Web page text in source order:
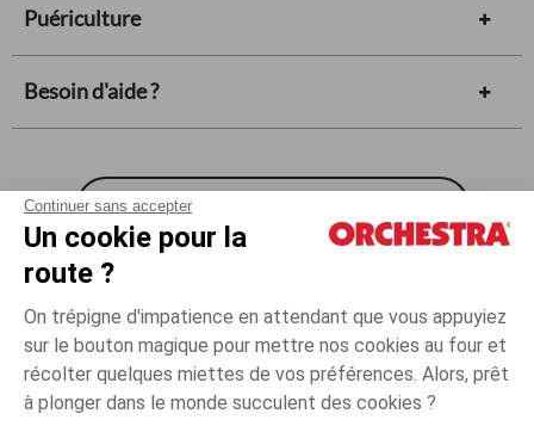
Continuer sans accepter
Un cookie pour la
route ?
On trépigne d'impatience en attendant que vous appuyiez
sur le bouton magique pour mettre nos cookies au four et
récolter quelques miettes de vos préférences. Alors, prêt
à plonger dans le monde succulent des cookies ?
Puériculture
Besoin d'aide ?
Carte cadeau
Mentions légales
*Conditions des offres en cours
Gestion des cookies